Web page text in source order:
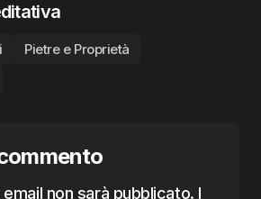
Pietre e Proprietà
non sarà pubblicato. I